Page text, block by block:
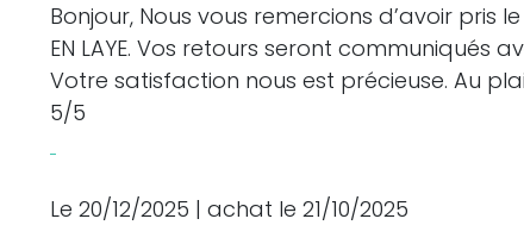
Bonjour, Nous vous remercions d’avoir pris
EN LAYE. Vos retours seront
Votre satisfaction nous est précieuse. Au
5/5
Le 20/12/2025 | achat le 21/10/2025